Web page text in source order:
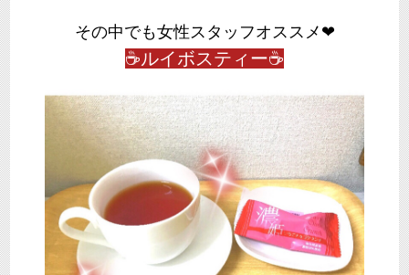
その中でも女性スタッフオススメ❤
☕ルイボスティー☕